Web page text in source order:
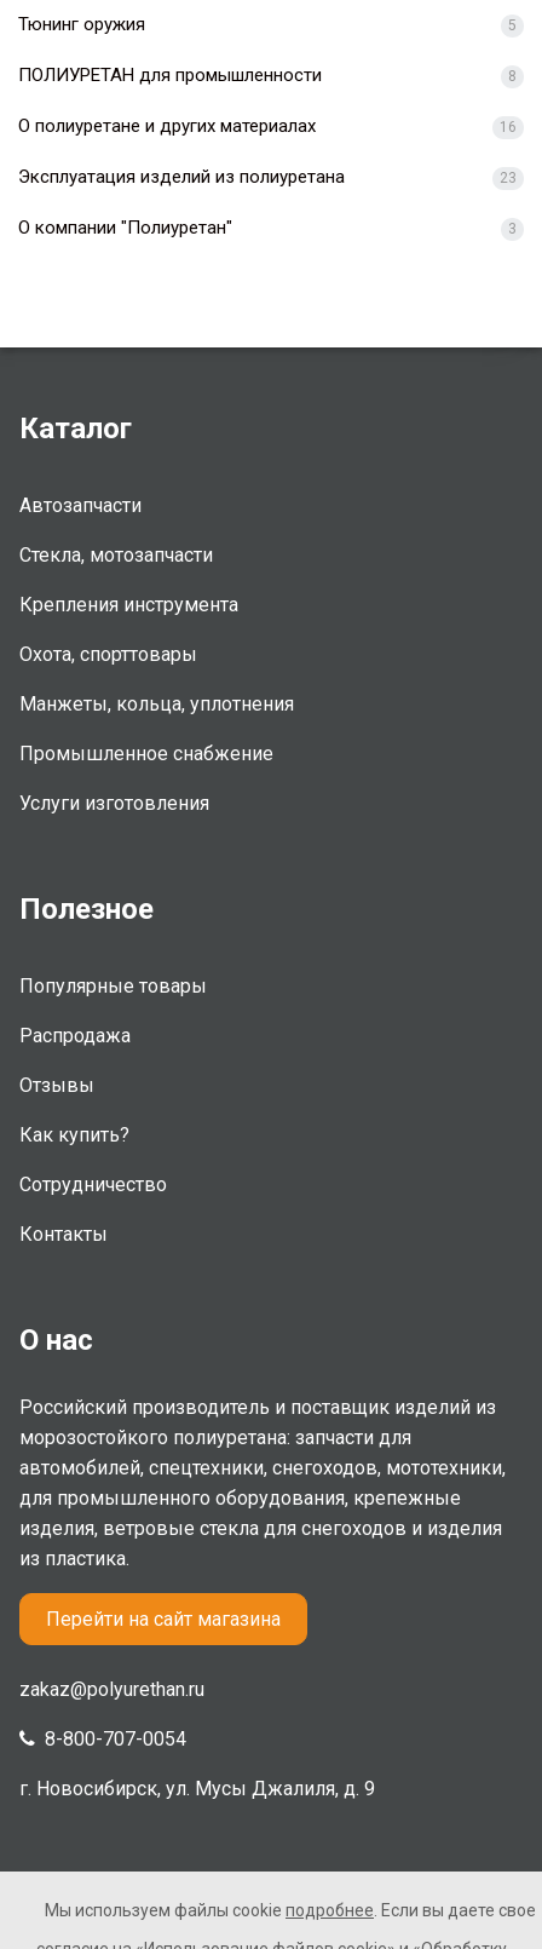
Тюнинг оружия 5
ПОЛИУРЕТАН для промышленности 8
О полиуретане и других материалах 16
Эксплуатация изделий из полиуретана 23
О компании "Полиуретан" 3
Каталог
Автозапчасти
Стекла, мотозапчасти
Крепления инструмента
Охота, спорттовары
Манжеты, кольца, уплотнения
Промышленное снабжение
Услуги изготовления
Полезное
Популярные товары
Распродажа
Отзывы
Как купить?
Сотрудничество
Контакты
О нас
Российский производитель и поставщик изделий из
морозостойкого полиуретана: запчасти для
автомобилей, спецтехники, снегоходов, мототехники,
для промышленного оборудования, крепежные
изделия, ветровые стекла для снегоходов и изделия
из пластика.
Перейти на сайт магазина
zakaz@polyurethan.ru
8-800-707-0054
г. Новосибирск, ул. Мусы Джалиля, д. 9
2005-2026 © Полиуретан. Все права защищены. Не
Мы используем файлы cookie подробнее . Если вы даете свое